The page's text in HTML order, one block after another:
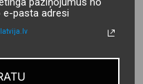
e-pasta adresi